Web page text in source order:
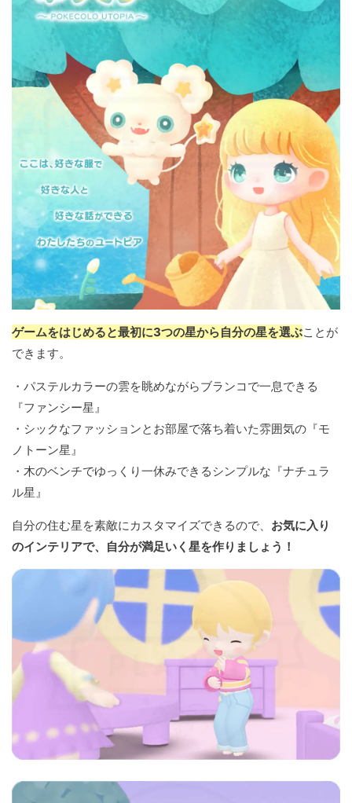
ゲームをはじめると最初に3つの星から自分の星を選ぶことが
できます。
・パステルカラーの雲を眺めながらブランコで一息できる
『ファンシー星』
・シックなファッションとお部屋で落ち着いた雰囲気の『モ
ノトーン星』
・木のベンチでゆっくり一休みできるシンプルな『ナチュラ
ル星』
自分の住む星を素敵にカスタマイズできるので、 お気に入り
のインテリアで、自分が満足いく星を作りましょう！